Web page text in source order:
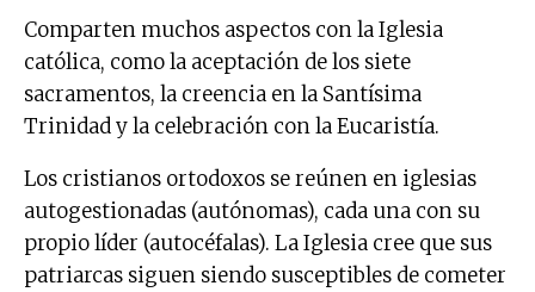
Comparten muchos aspectos con la Iglesia
católica, como la aceptación de los siete
sacramentos, la creencia en la Santísima
Trinidad y la celebración con la Eucaristía.
Los cristianos ortodoxos se reúnen en iglesias
autogestionadas (autónomas), cada una con su
propio líder (autocéfalas). La Iglesia cree que sus
patriarcas siguen siendo susceptibles de cometer